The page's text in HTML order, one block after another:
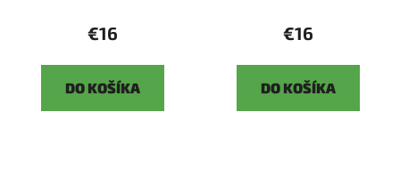
€16
DO KOŠÍKA
€16
DO KOŠÍKA